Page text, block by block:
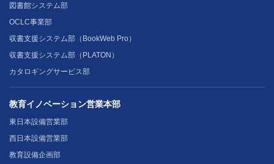
図書館システム部
OCLC事業部
収書支援システム部（BookWeb Pro）
収書支援システム部（PLATON）
カタロギングサービス部
教育イノベーション営業本部
東日本設備営業部
西日本設備営業部
教育設備企画部